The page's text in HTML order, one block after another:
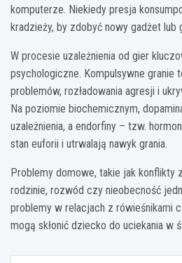
komputerze. Niekiedy presja
kradzieży, by zdobyć nowy gadżet lub
W procesie uzależnienia od gier
psychologiczne. Kompulsywne granie
problemów, rozładowania agresji i
Na poziomie biochemicznym,
uzależnienia, a endorfiny – tzw.
stan euforii i utrwalają nawyk grania.
Problemy domowe, takie jak konflikty
rodzinie, rozwód czy nieobecność
problemy w relacjach z rówieśnikami
mogą skłonić dziecko do uciekania w